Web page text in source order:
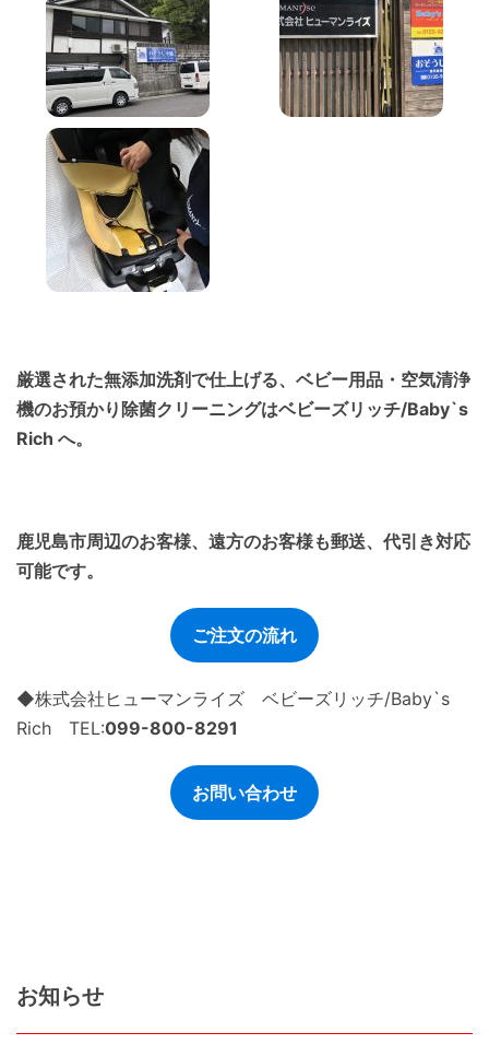
厳選された無添加洗剤で仕上げる、ベビー用品・空気清浄
機のお預かり除菌クリーニングはベビーズリッチ/Baby`s
Rich へ。
鹿児島市周辺のお客様、遠方のお客様も郵送、代引き対応
可能です。
ご注文の流れ
◆株式会社ヒューマンライズ ベビーズリッチ/Baby`s
Rich TEL:099-800-8291
お問い合わせ
お知らせ